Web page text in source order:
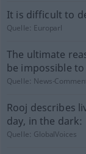
It is difficult to
Quelle: Europarl
The ultimate
be impossible
Quelle: News-
Rooj describes
day, in the dark:
Quelle: GlobalVoices